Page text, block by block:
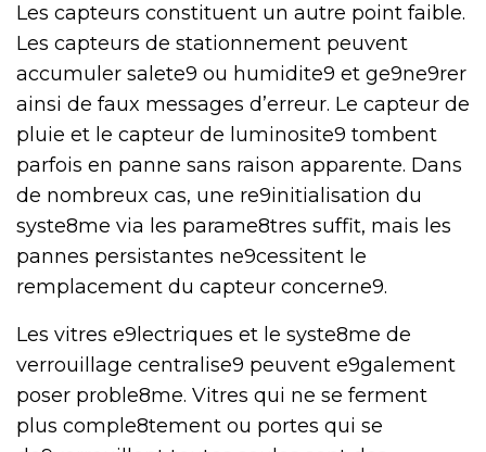
Les capteurs constituent un autre point faible.
Les capteurs de stationnement peuvent
accumuler salete9 ou humidite9 et ge9ne9rer
ainsi de faux messages d’erreur. Le capteur de
pluie et le capteur de luminosite9 tombent
parfois en panne sans raison apparente. Dans
de nombreux cas, une re9initialisation du
syste8me via les parame8tres suffit, mais les
pannes persistantes ne9cessitent le
remplacement du capteur concerne9.
Les vitres e9lectriques et le syste8me de
verrouillage centralise9 peuvent e9galement
poser proble8me. Vitres qui ne se ferment
plus comple8tement ou portes qui se